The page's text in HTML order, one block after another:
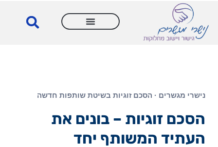
נישרי מגשרים · הסכם זוגיות בשיטת שותפות חדשה
הסכם זוגיות – בונים את
העתיד המשותף יחד